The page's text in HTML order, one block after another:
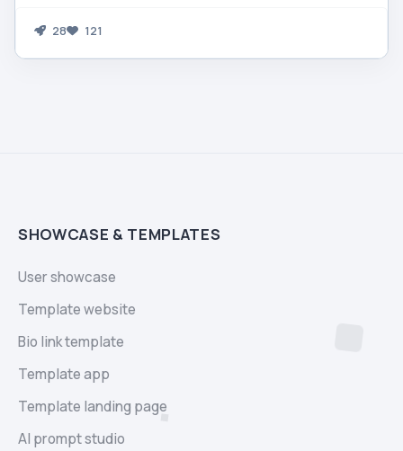
28 121
SHOWCASE & TEMPLATES
User showcase
Template website
Bio link template
Template app
Template landing page
AI prompt studio